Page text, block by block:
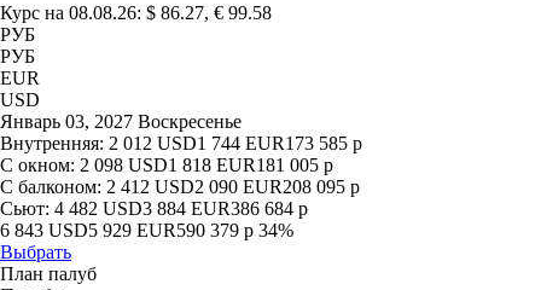
Курс на 08.08.26: $ 86.27, € 99.58
РУБ
РУБ
EUR
USD
Январь 03, 2027 Воскресенье
Внутренняя: 2 012 USD1 744 EUR173 585 р
С окном: 2 098 USD1 818 EUR181 005 р
С балконом: 2 412 USD2 090 EUR208 095 р
Сьют: 4 482 USD3 884 EUR386 684 р
6 843 USD5 929 EUR590 379 р 34%
Выбрать
План палуб